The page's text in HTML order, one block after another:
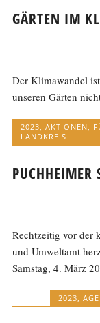
GÄRTEN IM
Der Klimawandel
unseren Gärten
2023,AKTIONEN,
LANDKREIS
PUCHHEIMER
Rechtzeitig vor der
und Umweltamt
Samstag, 4. März
2023